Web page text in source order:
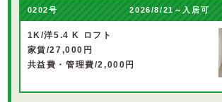
0202号 2026/8/21～入居可
1K/洋5.4 K ロフト
家賃/27,000円
共益費・管理費/2,000円